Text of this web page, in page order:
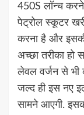
450S लॉन्च
पेट्रोल स्कूटर
करना है और
अच्छा तरीका हो
लेवल वर्जन से भी
जल्द ही इस नए
सामने आएगी.